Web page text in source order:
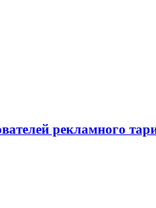
рекламного